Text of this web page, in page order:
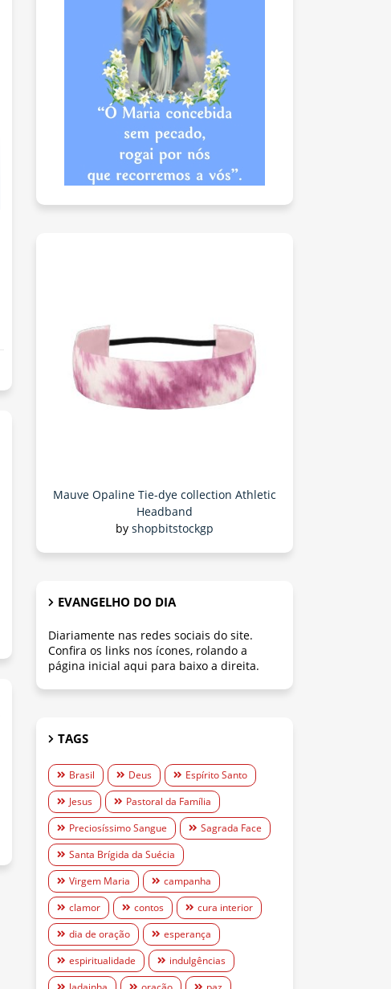
Mauve Opaline Tie-dye collection Athletic
Headband
by shopbitstockgp
EVANGELHO DO DIA
Diariamente nas redes sociais do site.
Confira os links nos ícones, rolando a
página inicial aqui para baixo a direita.
TAGS
Brasil Deus
Espírito Santo
Jesus
Pastoral da Família
Preciosíssimo Sangue
Sagrada Face
Santa Brígida da Suécia
Virgem Maria
campanha
clamor
contos
cura interior
dia de oração
esperança
espiritualidade
indulgências